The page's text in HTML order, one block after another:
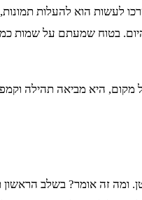
לעשות הוא להעלות
בטוח שמעתם על שמות
היא מביאה תהילה
ומה זה אומר? בשלב